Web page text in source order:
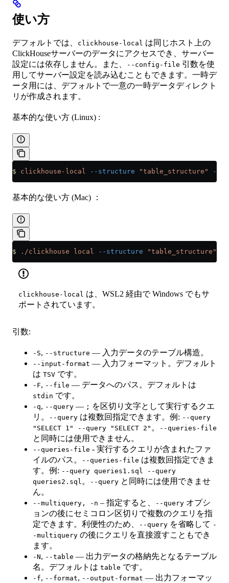
使い方
デフォルトでは、 clickhouse-local は同じホスト上の
ClickHouseサーバーのデータにアクセスでき、サーバー
設定には依存しません。また、
--config-file 引数を使
用してサーバー設定を読み込むこともできます。一時デ
ータ用には、デフォルトで一意の一時データディレクト
リが作成されます。
基本的な使い方 (Linux) :
$ clickhouse-local --structure "table_structure" --
基本的な使い方 (Mac) ：
$ ./clickhouse local --structure "table_structure"
clickhouse-local は、WSL2 経由で Windows でもサ
ポートされています。
引数:
-S, --structure — 入力データのテーブル構造。
--input-format — 入力フォーマット。デフォルト
は TSV です。
-F, --file — データへのパス。デフォルトは
stdin です。
-q, --query — ; を区切り文字として実行するクエ
リ。
--query は複数回指定できます。例: --query
"SELECT 1" --query "SELECT 2" 。 --queries-file
と同時には使用できません。
--queries-file - 実行するクエリが含まれたファ
イルのパス。
--queries-file は複数回指定できま
す。例: --query queries1.sql --query
queries2.sql 。 --query と同時には使用できませ
ん。
--multiquery, -n – 指定すると、 --query オプシ
ョンの後にセミコロン区切りで複数のクエリを指
定できます。利便性のため、
--query を省略して -
-multiquery の後にクエリを直接渡すこともでき
ます。
-N, --table — 出力データの格納先となるテーブル
名。デフォルトは table です。
-f, --format, --output-format — 出力フォーマッ